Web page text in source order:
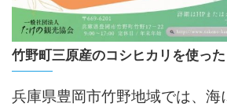
竹野町三原産のコシヒカリを使っ
兵庫県豊岡市竹野地域では、海